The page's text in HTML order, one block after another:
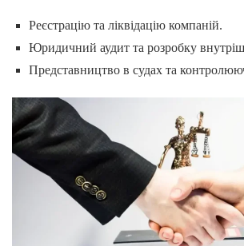
Реєстрацію та ліквідацію компаній.
Юридичний аудит та розробку
Представництво в судах та